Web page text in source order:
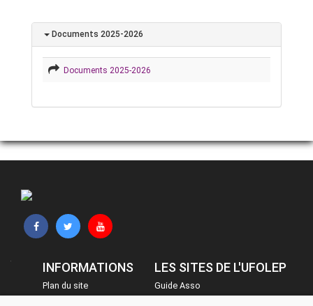
Documents 2025-2026
Documents 2025-2026
INFORMATIONS
Plan du site
LES SITES DE L'UFOLEP
Guide Asso